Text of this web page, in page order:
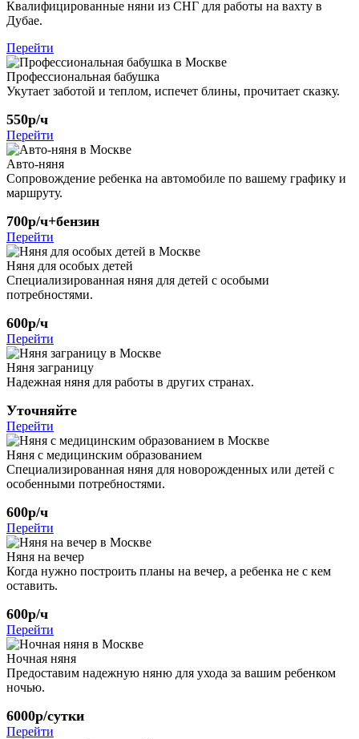
Квалифицированные няни из СНГ для работы на вахту в
Дубае.
Перейти
Профессиональная бабушка
Укутает заботой и теплом, испечет блины, прочитает сказку.
550р/ч
Перейти
Авто-няня
Сопровождение ребенка на автомобиле по вашему графику и
маршруту.
700р/ч+бензин
Перейти
Няня для особых детей
Специализированная няня для детей с особыми
потребностями.
600р/ч
Перейти
Няня заграницу
Надежная няня для работы в других странах.
Уточняйте
Перейти
Няня с медицинским образованием
Специализированная няня для новорожденных или детей с
особенными потребностями.
600р/ч
Перейти
Няня на вечер
Когда нужно построить планы на вечер, а ребенка не с кем
оставить.
600р/ч
Перейти
Ночная няня
Предоставим надежную няню для ухода за вашим ребенком
ночью.
6000р/сутки
Перейти